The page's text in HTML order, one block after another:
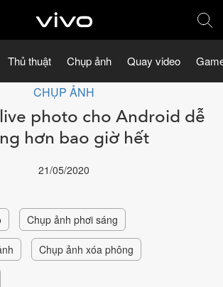
Thủ thuật Chụp ảnh Quay video
CHỤP ẢNH
photo cho Android dễ
hơn bao giờ hết
21/05/2020
Chụp ảnh phơi sáng
Chụp ảnh xóa phông